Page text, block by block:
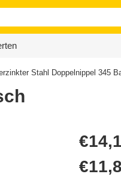
Stahl Doppelnippel 345
Preis